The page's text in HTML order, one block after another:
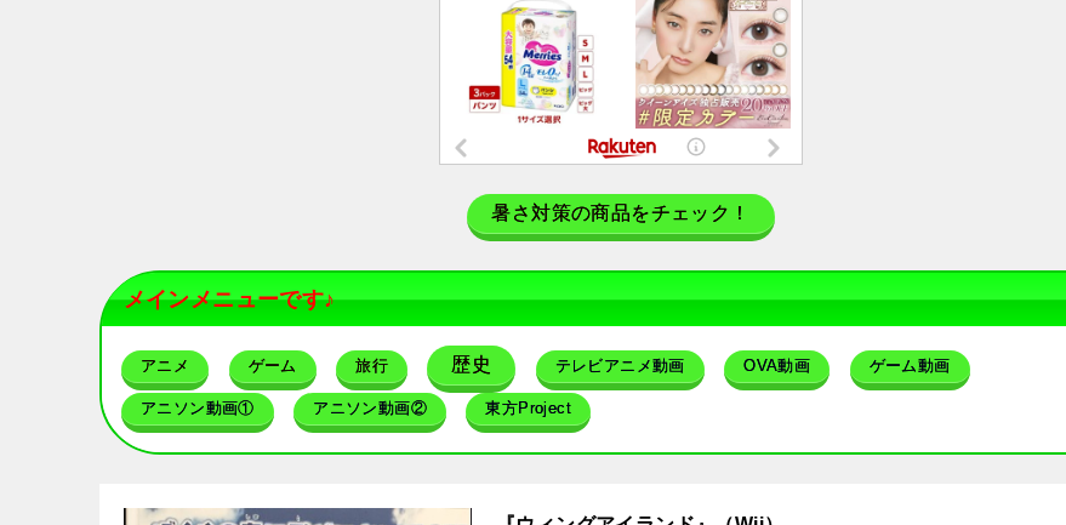
暑さ対策の商品をチェック！
メインメニューです♪
アニメ ゲーム 旅行 歴史 テレビアニメ動画 OVA動画 ゲーム動画
アニソン動画① アニソン動画② 東方Project